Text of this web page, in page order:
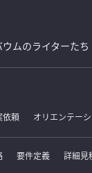
ムのライターたち
依頼 オリエンテー
要件定義 詳細見